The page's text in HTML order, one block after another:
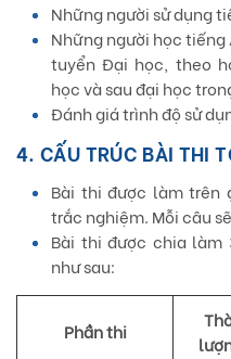
Những người sử dụng
Những người học tiếng
tuyển Đại học, theo
học và sau đại học
Đánh giá trình độ sử
4. CẤU TRÚC BÀI THI
Bài thi được làm trên
trắc nghiệm. Mỗi câu
Bài thi được chia làm
như sau:
Phần thi